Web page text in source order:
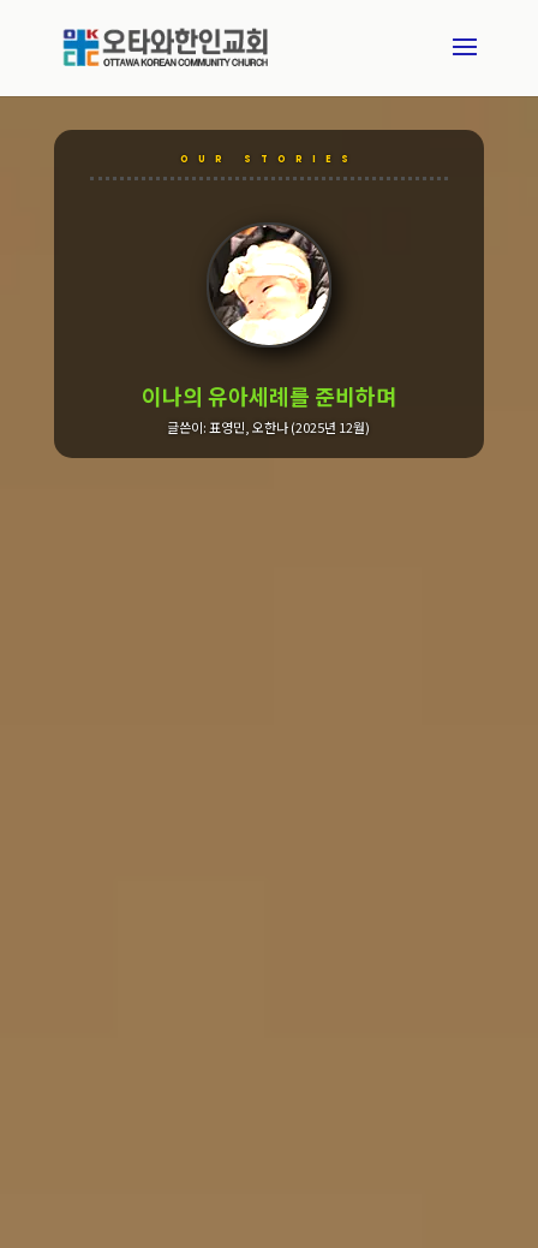
OUR STORIES
이나의 유아세례를 준비하며
글쓴이: 표영민, 오한나 (2025년 12월)